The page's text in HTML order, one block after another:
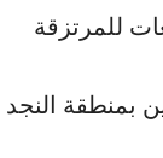
للمرتزقة
بمنطقة النجد